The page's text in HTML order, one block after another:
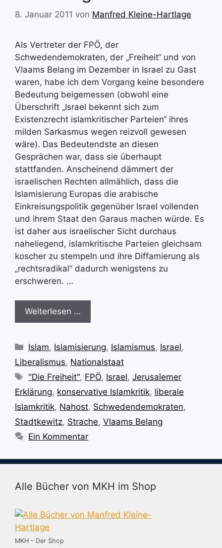
8. Januar 2011 von Manfred Kleine-Hartlage
Als Vertreter der FPÖ, der
Schwedendemokraten, der „Freiheit“ und von
Vlaams Belang im Dezember in Israel zu Gast
waren, habe ich dem Vorgang keine besondere
Bedeutung beigemessen (obwohl eine
Überschrift „Israel bekennt sich zum
Existenzrecht islamkritischer Parteien“ ihres
milden Sarkasmus wegen reizvoll gewesen
wäre). Das Bedeutendste an diesen
Gesprächen war, dass sie überhaupt
stattfanden. Anscheinend dämmert der
israelischen Rechten allmählich, dass die
Islamisierung Europas die arabische
Einkreisungspolitik gegenüber Israel vollenden
und ihrem Staat den Garaus machen würde. Es
ist daher aus israelischer Sicht durchaus
naheliegend, islamkritische Parteien gleichsam
koscher zu stempeln und ihre Diffamierung als
„rechtsradikal“ dadurch wenigstens zu
erschweren. …
Weiterlesen …
Kategorien
Islam, Islamisierung, Islamismus, Israel,
Liberalismus, Nationalstaat
Schlagwörter
"Die Freiheit", FPÖ, Israel,Jerusalemer
Erklärung, konservative Islamkritik, liberale
Islamkritik, Nahost, Schwedendemokraten,
Stadtkewitz, Strache, Vlaams Belang
Ein Kommentar
Alle Bücher von MKH im Shop
MKH – Der Shop